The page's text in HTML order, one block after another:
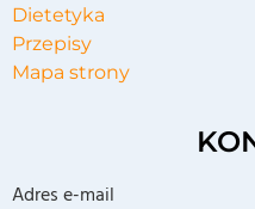
Dietetyka
Przepisy
Mapa strony
Adres e-mail